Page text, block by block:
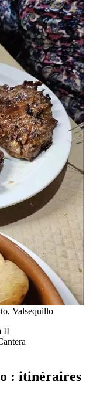
Valsequillo
II
: itinéraires